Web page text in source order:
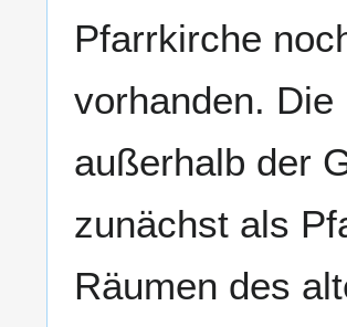
Pfarrkirche
vorhanden. Die
außerhalb der
zunächst als
Räumen des